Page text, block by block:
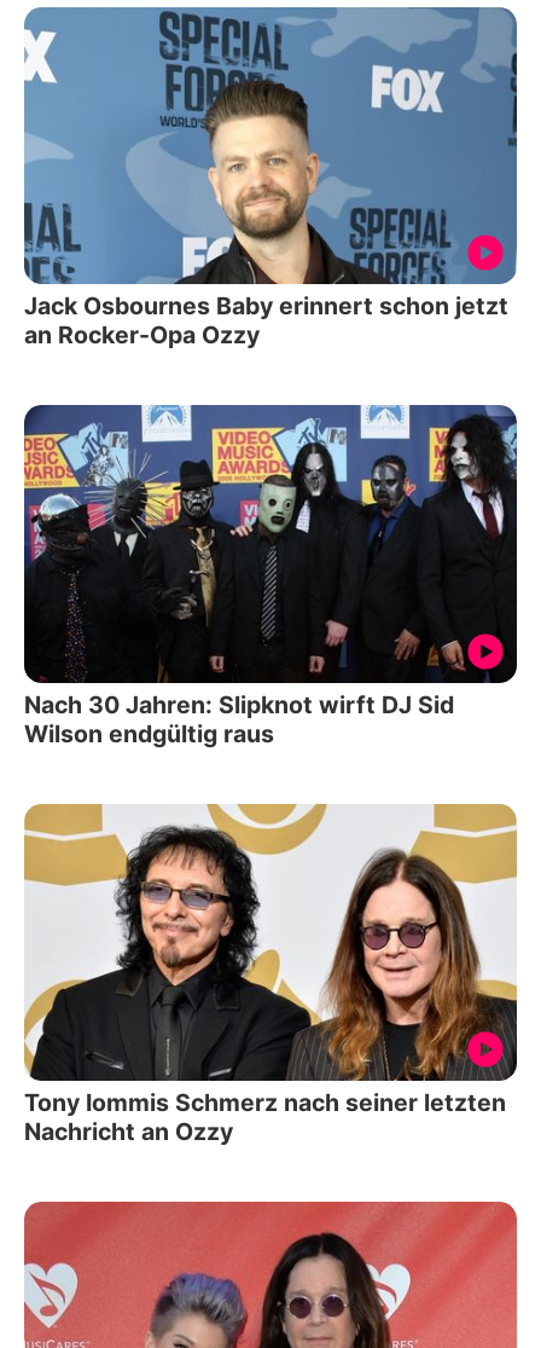
Jack Osbournes Baby erinnert schon jetzt
an Rocker-Opa Ozzy
Nach 30 Jahren: Slipknot wirft DJ Sid
Wilson endgültig raus
Tony Iommis Schmerz nach seiner letzten
Nachricht an Ozzy